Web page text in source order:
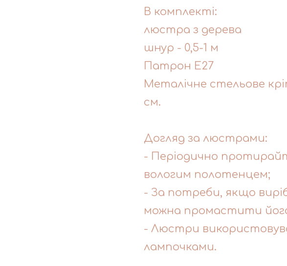
В комплекті:
люстра з дерева
шнур - 0,5-1 м
Патрон Е27
Металічне стельове
см.
Догляд за люстрами:
- Періодично
вологим полотенцем;
- За потреби, якщо
можна промастити
- Люстри
лампочками.